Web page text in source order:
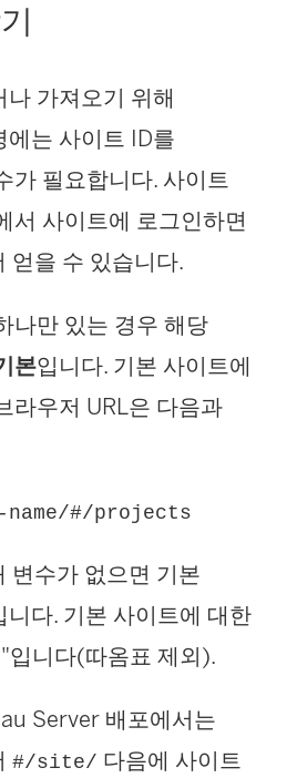
가져오기 위해
는 사이트 ID를
가 필요합니다. 사이트
서 사이트에 로그인하면
얻을 수 있습니다.
나만 있는 경우 해당
본입니다. 기본 사이트에
라우저 URL은 다음과
#/projects
변수가 없으면 기본
다. 기본 사이트에 대한
입니다(따옴표 제외).
Server 배포에서는
#/site/ 다음에 사이트